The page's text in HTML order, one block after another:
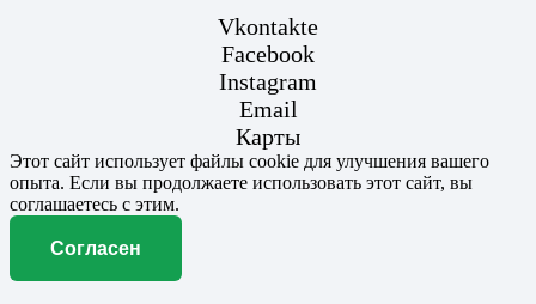
Vkontakte
Facebook
Instagram
Email
Карты
Этот сайт использует файлы cookie для улучшения вашего
опыта. Если вы продолжаете использовать этот сайт, вы
соглашаетесь с этим.
Согласен